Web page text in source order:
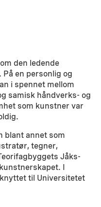
den ledende
en personlig og
i spennet mellom
samisk håndverks- og
som kunstner var
blant annet som
tegner,
Jåks-
I
til Universitetet